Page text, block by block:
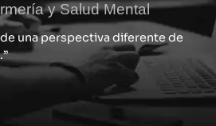
y Salud Mental
una perspectiva diferente de